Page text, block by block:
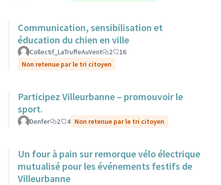
Communication, sensibilisation et
éducation du chien en ville
Collectif_LaTruffeAuVent 2
16
Non retenue par le tri citoyen
Participez Villeurbanne – promouvoir le
sport.
Denfer 2 4 Non retenue par le tri citoyen
Un four à pain sur remorque vélo électrique
mutualisé pour les événements festifs de
Villeurbanne